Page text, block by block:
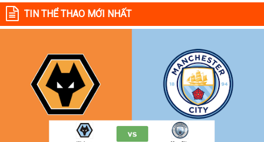
truy cập vào chuyên mục
Lịch Thi Đấu
mọi người hoàn toàn nắm rõ được chính xác về thời gian các trận
đấu bóng đá Việt Nam hay trên Thế giới diễn ra trong thời gian sắp
cả 2 đội tuyển bóng đá đang đạt được.
Không chỉ dừng lại ở đó, những người hâm mộ bóng đá có thể cập
nhật được chính xác về lịch phát sóng bóng đá được tường thuật
trực tiếp ở trên những kênh truyền hình thể thao lớn nhất hiện nay
như: VTV3, K+, SCTV, Thể thao TV,... Nếu như bạn không muốn
bỏ lỡ bất kỳ một trận đấu bóng đá nào trong từng mùa giải, hãy
thường xuyên vào chuyên mụcLịch Thi Đấutại chuyên trang
TIN THỂ THAO MỚI NHẤT